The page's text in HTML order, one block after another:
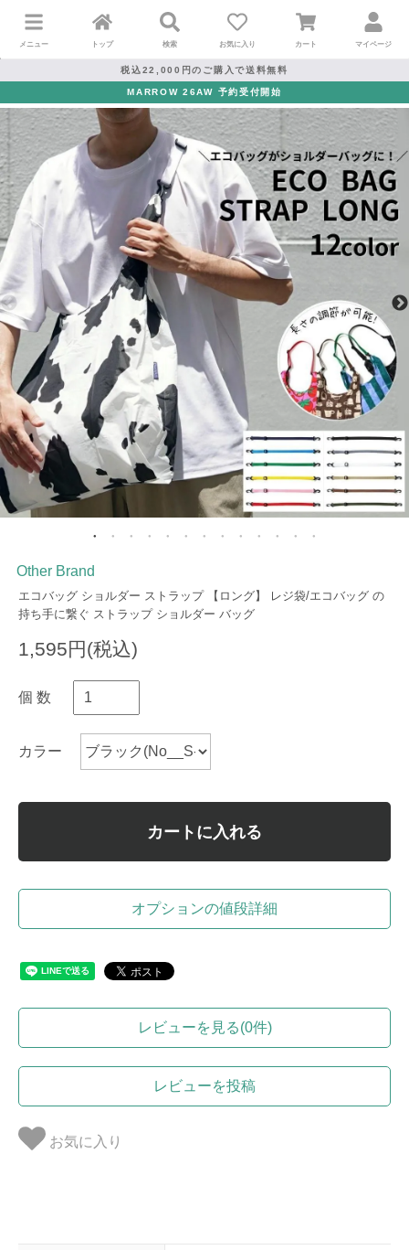
メニュー トップ 検索 お気に入り カート マイページ
税込22,000円のご購入で送料無料
MARROW 26AW 予約受付開始
Other Brand
エコバッグ ショルダー ストラップ 【ロング】 レジ袋/エコバッグ の
持ち手に繋ぐ ストラップ ショルダー バッグ
1,595円(税込)
個 数
カラー
カートに入れる
オプションの値段詳細
レビューを見る(0件)
レビューを投稿
お気に入り